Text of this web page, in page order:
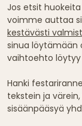
Jos etsit
voimme auttaa
kestävästi
sinua löytämään
vaihtoehto
Hanki
tekstein ja
sisäänpääsyä